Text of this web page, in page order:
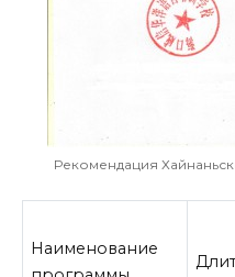
Рекомендация
Наименование